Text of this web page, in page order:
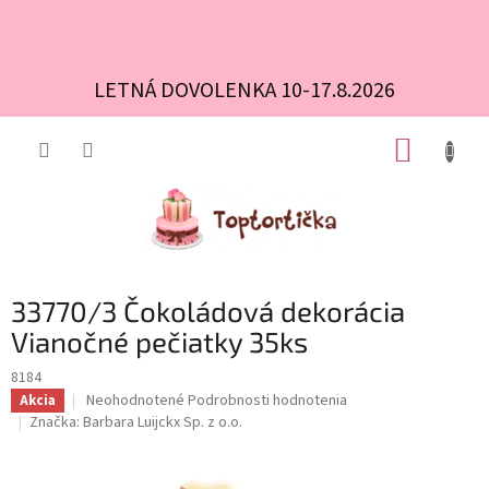
LETNÁ DOVOLENKA 10-17.8.2026
33770/3 Čokoládová dekorácia
Vianočné pečiatky 35ks
8184
Akcia
Priemerné
hodnotenie
Neohodnotené Podrobnosti hodnotenia
Značka: Barbara Luijckx Sp. z o.o.